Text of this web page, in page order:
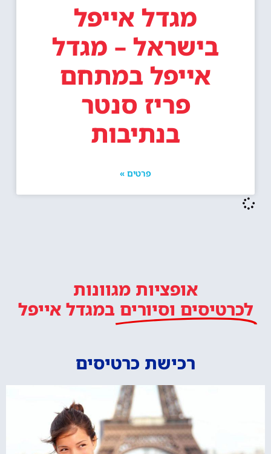
מגדל אייפל
בישראל – מגדל
אייפל במתחם
פריז סנטר
בנתיבות
פרטים »
אופציות מגוונות
לכרטיסים וסיורים במגדל אייפל
רכישת כרטיסים